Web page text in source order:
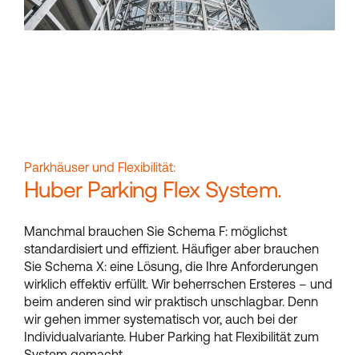
Parkhäuser und Flexibilität:
Huber Parking Flex System.
Manchmal brauchen Sie Schema F: möglichst
standardisiert und effizient. Häufiger aber brauchen
Sie Schema X: eine Lösung, die Ihre Anforderungen
wirklich effektiv erfüllt. Wir beherrschen Ersteres – und
beim anderen sind wir praktisch unschlagbar. Denn
wir gehen immer systematisch vor, auch bei der
Individualvariante. Huber Parking hat Flexibilität zum